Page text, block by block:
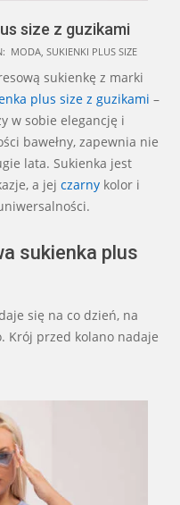
size z guzikami
MODA, SUKIENKI PLUS SIZE
sukienkę z marki
plus size z guzikami –
w sobie elegancję i
bawełny, zapewnia nie
lata. Sukienka jest
a jej czarny kolor i
sukienka plus
się na co dzień, na
Krój przed kolano nadaje